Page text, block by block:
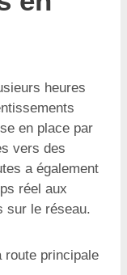
heures
en place par
vers des
a également
réel aux
sur le réseau.
route principale